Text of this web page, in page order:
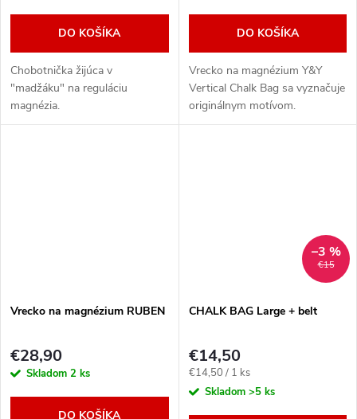
DO KOŠÍKA
Chobotnička žijúca v
"madžáku" na reguláciu
magnézia.
DO KOŠÍKA
Vrecko na magnézium Y&Y
Vertical Chalk Bag sa vyznačuje
originálnym motívom.
Vrecko na magnézium RUBEN
€28,90
Skladom 2 ks
DO KOŠÍKA
€15
–3 %
CHALK BAG Large + belt
€14,50
Jednotková
cena:
€14,50 / 1 ks
Skladom >5 ks